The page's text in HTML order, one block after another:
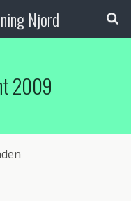
Njord
2009